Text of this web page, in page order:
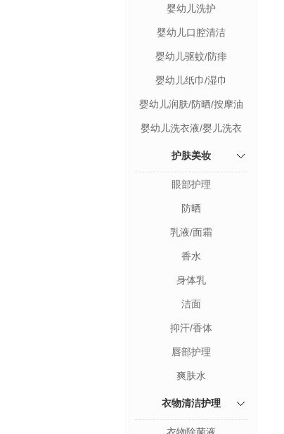
婴幼儿洗护
婴幼儿口腔清洁
婴幼儿驱蚊/防痱
婴幼儿纸巾/湿巾
婴幼儿润肤/防晒/按摩油
婴幼儿洗衣液/婴儿洗衣
护肤美妆
眼部护理
防晒
乳液/面霜
香水
身体乳
洁面
抑汗/香体
唇部护理
爽肤水
衣物清洁护理